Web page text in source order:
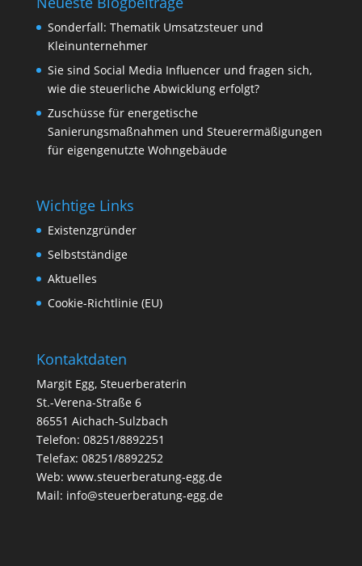
Sonderfall: Thematik Umsatzsteuer und
Kleinunternehmer
Sie sind Social Media Influencer und fragen sich,
wie die steuerliche Abwicklung erfolgt?
Zuschüsse für energetische
Sanierungsmaßnahmen und Steuerermäßigungen
für eigengenutzte Wohngebäude
Wichtige Links
Existenzgründer
Selbstständige
Aktuelles
Cookie-Richtlinie (EU)
Kontaktdaten
Margit Egg, Steuerberaterin
St.-Verena-Straße 6
86551 Aichach-Sulzbach
Telefon: 08251/8892251
Telefax: 08251/8892252
Web: www.steuerberatung-egg.de
Mail: info@steuerberatung-egg.de